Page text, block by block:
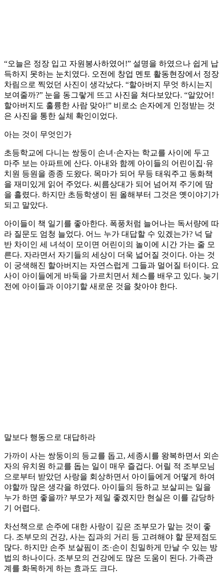
“오늘은 정장 입고 자원봉사하였어!” 설명을 하였으나 쉽게 납
득하지 못하는 눈치였다. 오전에 창업 멘토 활동현장에서 정장
차림으로 찍었던 사진이 생각났다. “할아버지 무엇 하시는지
보여줄까?” 눈을 동그랗게 뜨고 사진을 쳐다보았다. “알았어!
할아버지도 훌륭한 사람 맞아!” 비로소 손자에게 인정받는 것
은 사진을 통한 실체 확인이었다.
아는 것이 무엇인가
초등학교에 다니는 쌍둥이 손녀·손자는 학교를 사이에 두고
마주 보는 아파트에 산다. 아내와 함께 아이들의 어린이집·유
치원 등원을 종종 도왔다. 목마가 되어 무등 태워주고 동화책
을 재미있게 읽어 주었다. 씨름상대가 되어 넘어져 주기에 땀
을 흘렸다. 하지만 초등학생이 된 올해부터 그것은 옛이야기가
되고 말았다.
아이들이 책 일기를 좋아한다. 폭풍처럼 늘어나는 독서량에 따
라 질문도 엄청 늘었다. 어느 누가 대답할 수 있겠는가? 넉 달
반 차이인 세 녀석이 모이면 어린이의 놀이에 시간 가는 줄 모
른다. 자라면서 자기들의 세상이 더욱 넓어질 것이다. 아는 것
이 궁색해진 할아버지는 자연스럽게 그들과 멀어질 터이다. 요
사이 아이들에게 바둑을 가르치면서 체스를 배우고 있다. 늦기
전에 아이들과 이야기할 새로운 것을 찾아야 한다.
말보다 행동으로 대답하라
가까이 사는 쌍둥이의 등교를 돕고, 세종시를 왕복하면서 외손
자의 유치원 하교를 돕는 일이 매우 즐겁다. 어릴 적 조부모님
으로부터 받았던 사랑을 회상하면서 아이들에게 어떻게 하여
야할까 많은 생각을 하였다. 아이들의 등하교 보살피는 일을
누가 하면 좋을까? 부모가 제일 좋겠지만 현실은 이를 감당하
기 어렵다.
차선책으로 손주에 대한 사랑이 깊은 조부모가 맡는 것이 좋
다. 조부모의 건강, 사는 집과의 거리 등 고려해야 할 문제점도
많다. 하지만 손주 보살핌이 조·손이 친밀하게 만날 수 있는 방
법의 하나이다. 조부모의 건강에도 많은 도움이 된다. 가족관
계를 화목하게 하는 효과도 크다.